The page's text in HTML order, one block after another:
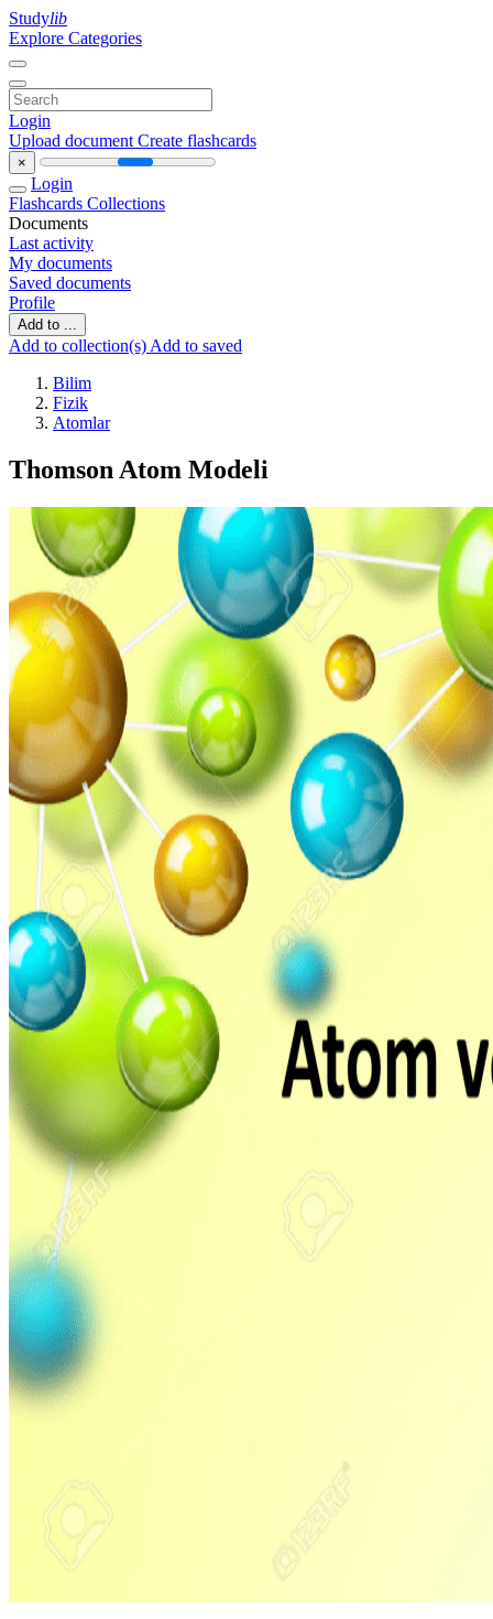
Studylib
Explore Categories
Login
Upload document Create flashcards
×
Login
Flashcards Collections
Documents
Last activity
My documents
Saved documents
Profile
Add to ...
Add to collection(s) Add to saved
Bilim
Fizik
Atomlar
Thomson Atom Modeli